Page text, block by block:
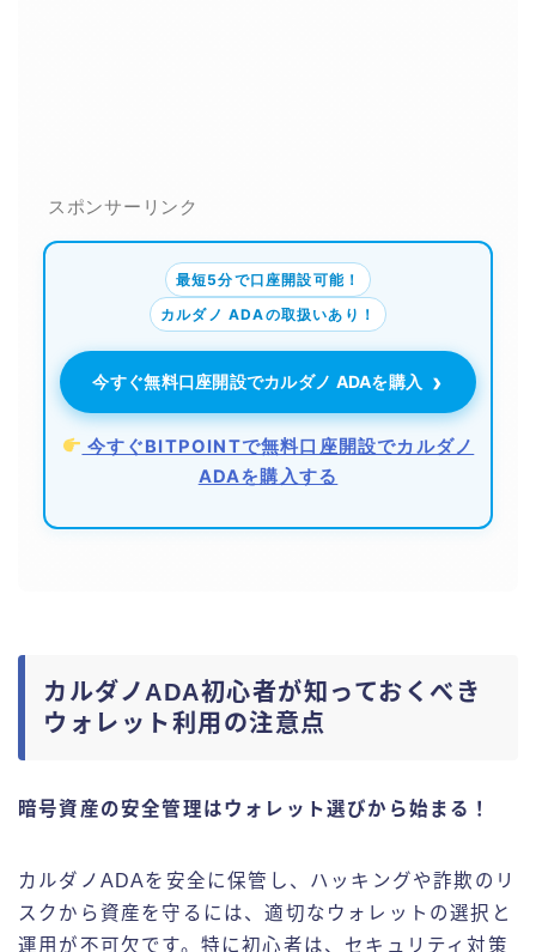
スポンサーリンク
最短5分で口座開設可能！
カルダノ ADAの取扱いあり！
今すぐ無料口座開設でカルダノ ADAを購入 ›
今すぐBITPOINTで無料口座開設でカルダノ
ADAを購入する
カルダノADA初心者が知っておくべき
ウォレット利用の注意点
暗号資産の安全管理はウォレット選びから始まる！
カルダノADAを安全に保管し、ハッキングや詐欺のリ
スクから資産を守るには、適切なウォレットの選択と
運用が不可欠です。特に初心者は、セキュリティ対策